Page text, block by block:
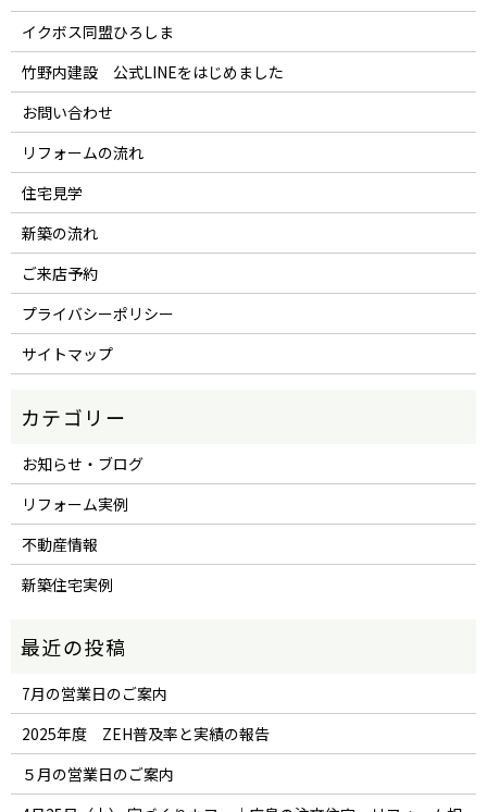
イクボス同盟ひろしま
竹野内建設 公式LINEをはじめました
お問い合わせ
リフォームの流れ
住宅見学
新築の流れ
ご来店予約
プライバシーポリシー
サイトマップ
お知らせ・ブログ
リフォーム実例
不動産情報
新築住宅実例
7月の営業日のご案内
2025年度 ZEH普及率と実績の報告
５月の営業日のご案内